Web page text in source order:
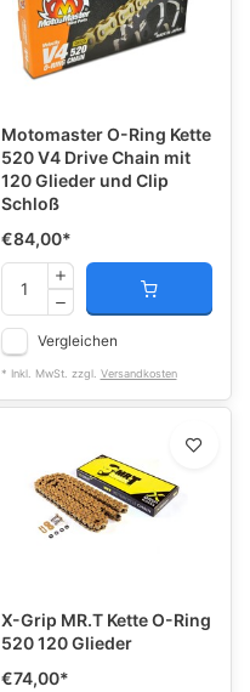
Motomaster O-Ring Kette
520 V4 Drive Chain mit
120 Glieder und Clip
Schloß
€84,00*
Vergleichen
* Inkl. MwSt. zzgl. Versandkosten
X-Grip MR.T Kette O-Ring
520 120 Glieder
€74,00*